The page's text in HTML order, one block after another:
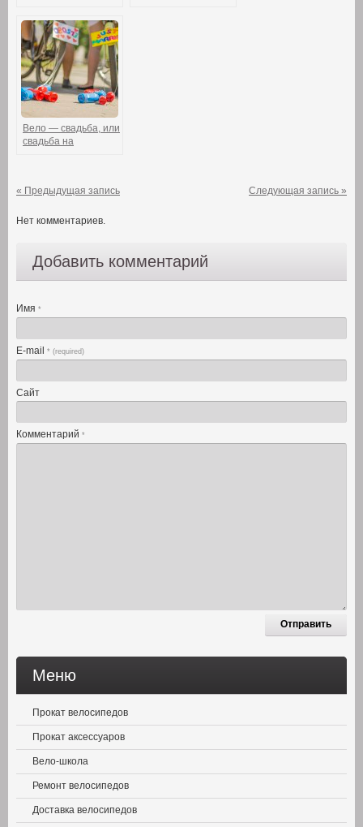
отчет)
Вело — свадьба, или
свадьба на
« Предыдущая запись Следующая запись »
Нет комментариев.
Добавить комментарий
Имя *
E-mail * (required)
Сайт
Комментарий *
Меню
Прокат велосипедов
Прокат аксессуаров
Вело-школа
Ремонт велосипедов
Доставка велосипедов